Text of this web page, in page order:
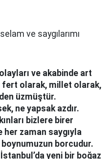
ve saygılarımı
ve akabinde art
fert olarak, millet olarak,
üzmüştür.
ne yapsak azdır.
bizlere birer
her zaman saygıyla
borcudur.
yeni bir boğaz